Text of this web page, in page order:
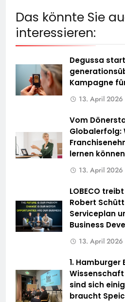
Das könnte Sie
interessieren:
Degussa
Kampagne
13. April 2026
Vom
Globalerfolg:
lernen können
13. April 2026
LOBECO
Robert
Serviceplan
Business
13. April 2026
1.
sind sich
braucht